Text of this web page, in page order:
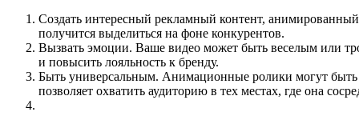
Создать интересный рекламный контент,
получится выделиться на фоне конкурентов.
Вызвать эмоции. Ваше видео может быть веселым или
и повысить лояльность к бренду.
Быть универсальным. Анимационные ролики могут быть
позволяет охватить аудиторию в тех местах, где она